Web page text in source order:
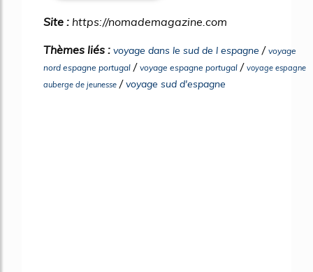
Site : https://nomademagazine.com
Thèmes liés : voyage dans le sud de l espagne / voyage
nord espagne portugal / voyage espagne portugal / voyage espagne
auberge de jeunesse /voyage sud d'espagne